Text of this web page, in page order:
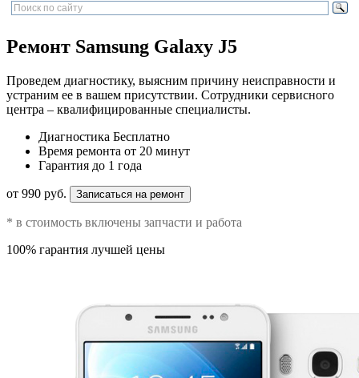
Ремонт Samsung Galaxy J5
Проведем диагностику, выясним причину неисправности и
устраним ее в вашем присутствии. Сотрудники сервисного
центра – квалифицированные специалисты.
Диагностика Бесплатно
Время ремонта от 20 минут
Гарантия до 1 года
от 990 руб. Записаться на ремонт
* в стоимость включены запчасти и работа
100% гарантия лучшей цены